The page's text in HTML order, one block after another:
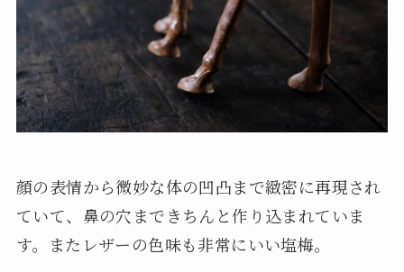
顔の表情から微妙な体の凹凸まで緻密に再現され
ていて、鼻の穴まできちんと作り込まれていま
す。またレザーの色味も非常にいい塩梅。